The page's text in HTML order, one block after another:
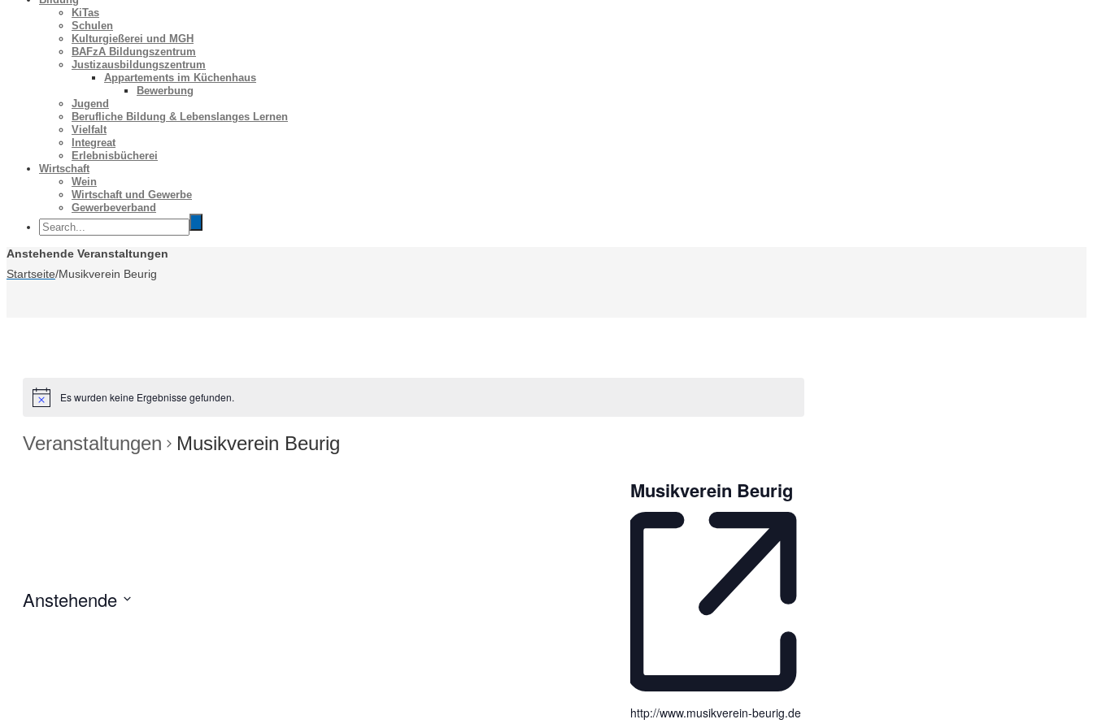
KiTas
Schulen
Kulturgießerei und MGH
BAFzA Bildungszentrum
Justizausbildungszentrum
Appartements im Küchenhaus
Bewerbung
Jugend
Berufliche Bildung & Lebenslanges Lernen
Vielfalt
Integreat
Erlebnisbücherei
Wirtschaft
Wein
Wirtschaft und Gewerbe
Gewerbeverband
Anstehende Veranstaltungen
Startseite/Musikverein Beurig
Es wurden keine Ergebnisse gefunden.
Veranstaltungen Musikverein Beurig
Musikverein Beurig
http://www.musikverein-beurig.de
Anstehende